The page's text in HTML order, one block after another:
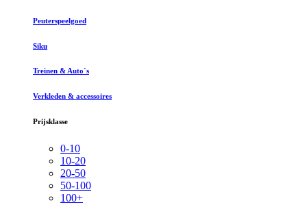
Peuterspeelgoed
Siku
Treinen & Auto`s
Verkleden & accessoires
Prijsklasse
0-10
10-20
20-50
50-100
100+